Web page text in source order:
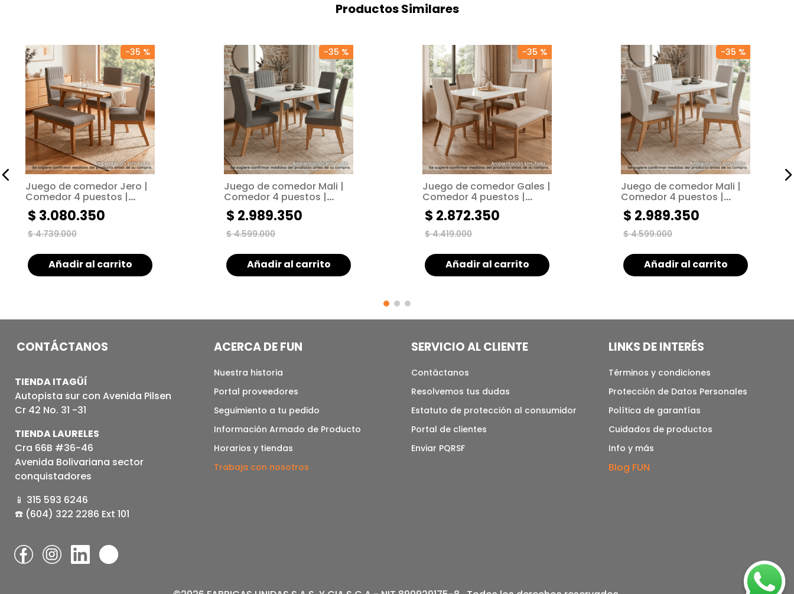
Productos Similares
-35 %
Juego de comedor Jero |
Comedor 4 puestos |
Tapizado gris
$ 4.739.000
$ 3.080.350
Añadir al carrito
-35 %
Juego de comedor Mali |
Comedor 4 puestos |
Tapizado gris
$ 4.599.000
$ 2.989.350
Añadir al carrito
-35 %
Juego de comedor Gales |
Comedor 4 puestos |
Tapizado beige
$ 4.419.000
$ 2.872.350
Añadir al carrito
-35 %
Juego de comedor Mali |
Comedor 4 puestos |
Tapizado arena
$ 4.599.000
$ 2.989.350
Añadir al carrito
CONTÁCTANOS
TIENDA ITAGÜÍ
Autopista sur con Avenida Pilsen
Cr 42 No. 31 -31
TIENDA LAURELES
Cra 66B #36-46
Avenida Bolivariana sector
conquistadores
📱 315 593 6246
☎️ (604) 322 2286 Ext 101
ACERCA DE FUN
Nuestra historia
Portal proveedores
Seguimiento a tu pedido
Información Armado de Producto
Horarios y tiendas
Trabaja con nosotros
SERVICIO AL CLIENTE
Contáctanos
Resolvemos tus dudas
Estatuto de protección al consumidor
Portal de clientes
Enviar PQRSF
LINKS DE INTERÉS
Términos y condiciones
Protección de Datos Personales
Política de garantías
Cuidados de productos
Info y más
Blog FUN